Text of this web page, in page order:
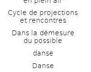
Cycle de projections
et rencontres
Dans la démesure
du possible
danse
Danse